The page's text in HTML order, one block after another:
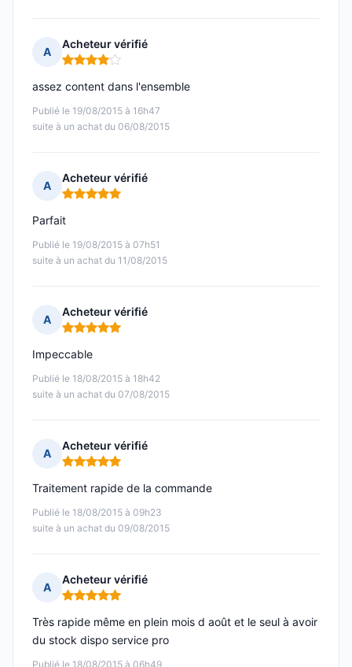
A
Acheteur vérifié
Note : 4 sur 5
Publié le 19/08/2015 à 16h47
suite à un achat du 06/08/2015
assez content dans l'ensemble
A
Acheteur vérifié
Note : 5 sur 5
Publié le 19/08/2015 à 07h51
suite à un achat du 11/08/2015
Parfait
A
Acheteur vérifié
Note : 5 sur 5
Publié le 18/08/2015 à 18h42
suite à un achat du 07/08/2015
Impeccable
A
Acheteur vérifié
Note : 5 sur 5
Publié le 18/08/2015 à 09h23
suite à un achat du 09/08/2015
Traitement rapide de la commande
A
Acheteur vérifié
Note : 5 sur 5
Publié le 18/08/2015 à 06h49
Très rapide même en plein mois d août et le seul à avoir
du stock dispo service pro